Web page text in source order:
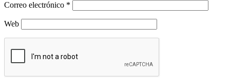
Correo electrónico *
Web